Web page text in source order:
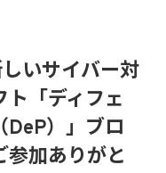
いサイバー対
「ディフェ
DeP）」ブロ
参加ありがと